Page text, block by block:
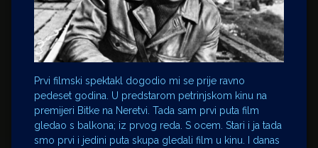
Prvi filmski spektakl dogodio mi se prije ravno
pedeset godina. U predstarom petrinjskom kinu na
premijeri Bitke na Neretvi. Tada sam prvi puta film
gledao s balkona; iz prvog reda. S ocem. Stari i ja tada
smo prvi i jedini puta skupa gledali film u kinu. I danas